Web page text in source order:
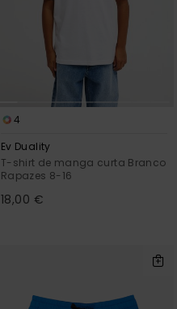
4
Ev Duality
T-shirt de manga curta Branco
Rapazes 8-16
18,00 €